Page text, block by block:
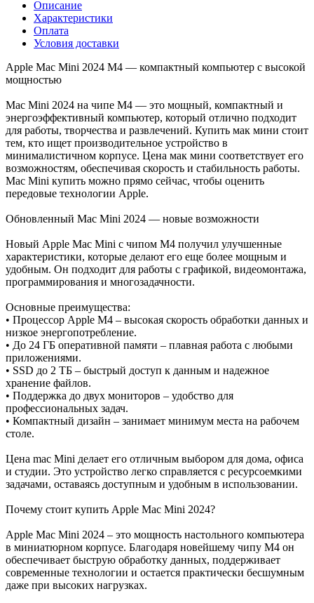
Описание
Характеристики
Оплата
Условия доставки
Apple Mac Mini 2024 M4 — компактный компьютер с высокой
мощностью
Mac Mini 2024 на чипе M4 — это мощный, компактный и
энергоэффективный компьютер, который отлично подходит
для работы, творчества и развлечений. Купить мак мини стоит
тем, кто ищет производительное устройство в
минималистичном корпусе. Цена мак мини соответствует его
возможностям, обеспечивая скорость и стабильность работы.
Mac Mini купить можно прямо сейчас, чтобы оценить
передовые технологии Apple.
Обновленный Mac Mini 2024 — новые возможности
Новый Apple Mac Mini с чипом M4 получил улучшенные
характеристики, которые делают его еще более мощным и
удобным. Он подходит для работы с графикой, видеомонтажа,
программирования и многозадачности.
Основные преимущества:
• Процессор Apple M4 – высокая скорость обработки данных и
низкое энергопотребление.
• До 24 ГБ оперативной памяти – плавная работа с любыми
приложениями.
• SSD до 2 ТБ – быстрый доступ к данным и надежное
хранение файлов.
• Поддержка до двух мониторов – удобство для
профессиональных задач.
• Компактный дизайн – занимает минимум места на рабочем
столе.
Цена mac Mini делает его отличным выбором для дома, офиса
и студии. Это устройство легко справляется с ресурсоемкими
задачами, оставаясь доступным и удобным в использовании.
Почему стоит купить Apple Mac Mini 2024?
Apple Mac Mini 2024 – это мощность настольного компьютера
в миниатюрном корпусе. Благодаря новейшему чипу M4 он
обеспечивает быструю обработку данных, поддерживает
современные технологии и остается практически бесшумным
даже при высоких нагрузках.